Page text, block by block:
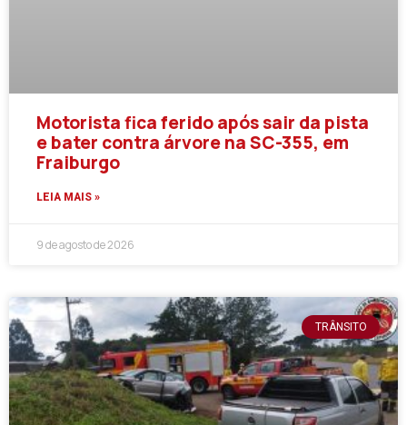
Motorista fica ferido após sair da pista
e bater contra árvore na SC-355, em
Fraiburgo
LEIA MAIS »
9 de agosto de 2026
TRÂNSITO